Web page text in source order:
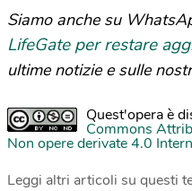
Siamo anche su
LifeGate per restare
ultime notizie e sulle
Quest'opera è
Commons
Non opere derivate 4.0
Leggi altri articoli su questi